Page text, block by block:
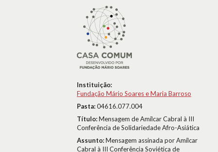
Instituição:
Fundação Mário Soares e Maria Barroso
Pasta:04616.077.004
Título:Mensagem de Amílcar Cabral à III
Conferência de Solidariedade Afro-Asiática
Assunto:Mensagem assinada por Amílcar
Cabral à III Conferência Soviética de